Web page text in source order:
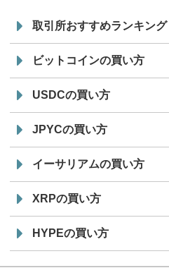
取引所おすすめランキング
ビットコインの買い方
USDCの買い方
JPYCの買い方
イーサリアムの買い方
XRPの買い方
HYPEの買い方